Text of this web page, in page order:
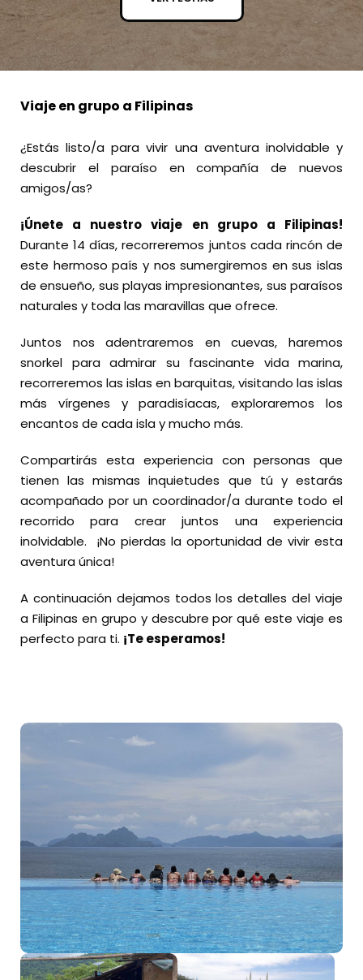
Viaje en grupo a Filipinas
¿Estás listo/a para vivir una aventura inolvidable y
descubrir el paraíso en compañía de nuevos
amigos/as?
¡Únete a nuestro viaje en grupo a Filipinas!
Durante 14 días, recorreremos juntos cada rincón de
este hermoso país y nos sumergiremos en sus islas
de ensueño, sus playas impresionantes, sus paraísos
naturales y toda las maravillas que ofrece.
Juntos nos adentraremos en cuevas, haremos
snorkel para admirar su fascinante vida marina,
recorreremos las islas en barquitas, visitando las islas
más vírgenes y paradisíacas, exploraremos los
encantos de cada isla y mucho más.
Compartirás esta experiencia con personas que
tienen las mismas inquietudes que tú y estarás
acompañado por un coordinador/a durante todo el
recorrido para crear juntos una experiencia
inolvidable. ¡No pierdas la oportunidad de vivir esta
aventura única!
A continuación dejamos todos los detalles del viaje
a Filipinas en grupo y descubre por qué este viaje es
perfecto para ti. ¡Te esperamos!